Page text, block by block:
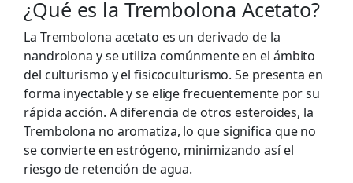
¿Qué es la Trembolona Acetato?
La Trembolona acetato es un derivado de la
nandrolona y se utiliza comúnmente en el ámbito
del culturismo y el fisicoculturismo. Se presenta en
forma inyectable y se elige frecuentemente por su
rápida acción. A diferencia de otros esteroides, la
Trembolona no aromatiza, lo que significa que no
se convierte en estrógeno, minimizando así el
riesgo de retención de agua.